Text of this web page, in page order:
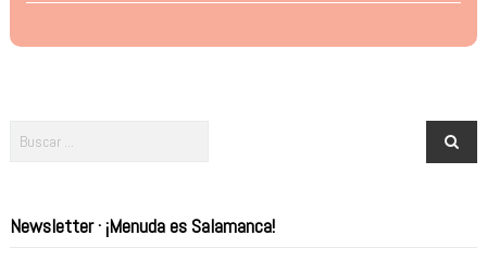
Newsletter · ¡Menuda es Salamanca!